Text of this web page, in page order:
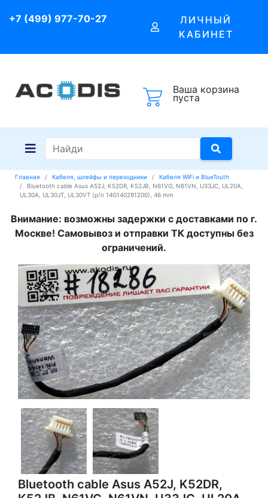
+7 (499) 977-70-27
ЛИЧНЫЙ
КАБИНЕТ
Ваша корзина
пуста
Главная Кабеля, шлейфы и переходники
Кабеля WiFi и BlueTouth
Bluetooth cable Asus A52J, K52DR, K52JB, N61VG, N61VN, U33JC, UL20A,
UL30A, UL30JT, UL30VT (p/n 14G140291200), 46 mm
Внимание: возможны задержки с доставками по г.
Москве! Самовывоз и отправки ТК доступны без
ограничений.
Bluetooth cable Asus A52J, K52DR,